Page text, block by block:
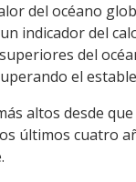
del océano
indicador del
del
el
altos desde
últimos cuatro